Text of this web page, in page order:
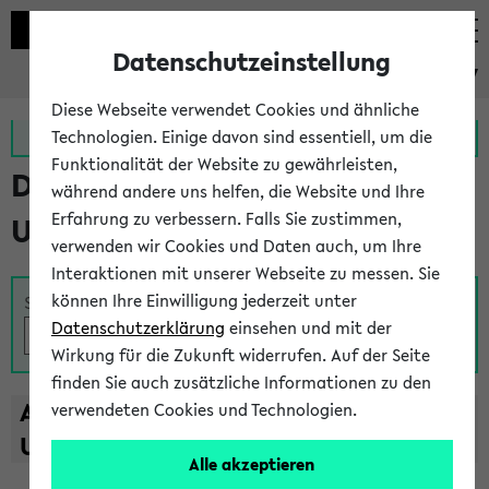
eKVV
Zur MeineUni App Zum MeineUni Portal
Das Lehrangebot der
Universität Bielefeld
Suche
A B C D E F G H I J K L M N O
U
V W X Y
Z
Datenschutzeinstellung
Diese Webseite verwendet Cookies und ähnliche
Technologien. Einige davon sind essentiell, um die
Funktionalität der Website zu gewährleisten,
während andere uns helfen, die Website und Ihre
Erfahrung zu verbessern. Falls Sie zustimmen,
verwenden wir Cookies und Daten auch, um Ihre
Interaktionen mit unserer Webseite zu messen. Sie
können Ihre Einwilligung jederzeit unter
Datenschutzerklärung einsehen und mit der
Wirkung für die Zukunft widerrufen. Auf der Seite
finden Sie auch zusätzliche Informationen zu den
verwendeten Cookies und Technologien.
Alle akzeptieren